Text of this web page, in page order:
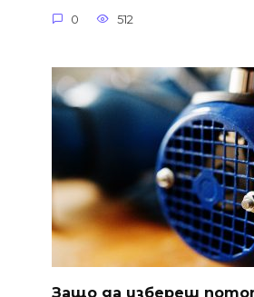
0 512
Защо да избереш